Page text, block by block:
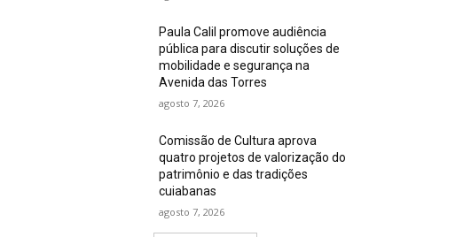
Paula Calil promove audiência
pública para discutir soluções de
mobilidade e segurança na
Avenida das Torres
agosto 7, 2026
Comissão de Cultura aprova
quatro projetos de valorização do
patrimônio e das tradições
cuiabanas
agosto 7, 2026